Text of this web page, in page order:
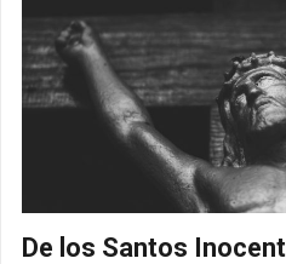
De los Santos